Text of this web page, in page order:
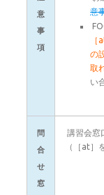
意
事
項
意
の
取
い
問
合
せ
窓
講習会窓
（［at］